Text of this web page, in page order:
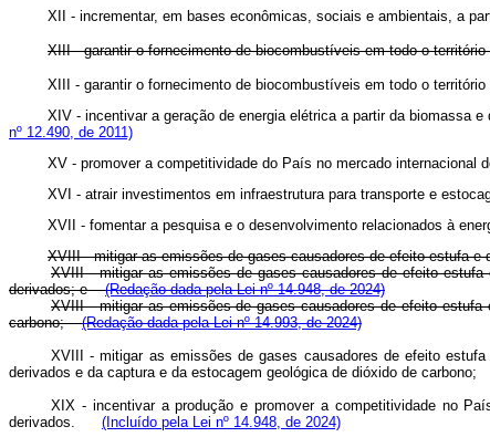
XII - incrementar, em bases econômicas, sociais e
XIII - garantir o fornecimento de biocombustíveis em todo o território
XIII - garantir o fornecimento de biocombustíveis em todo o
XIV - incentivar a geração de energia elétrica a partir da
nº 12.490, de 2011)
XV - promover a competitividade do País no mercado
XVI - atrair investimentos em infraestrutura para transporte e
XVII - fomentar a pesquisa e o desenvolvimento relacionados à
XVIII - mitigar as emissões de gases causadores de efeito
XVIII - mitigar as emissões de gases causadores de efeito
derivados; e(Redação dada pela Lei nº 14.948, de 2024)
XVIII - mitigar as emissões de gases causadores de efeito
carbono;(Redação dada pela Lei nº 14.993, de 2024)
XVIII - mitigar as emissões de gases causadores de efeito
derivados e da captura e da estocagem geológica de dióxido de carbono;
XIX - incentivar a produção e promover a competitividade no
derivados. (Incluído pela Lei nº 14.948, de 2024)